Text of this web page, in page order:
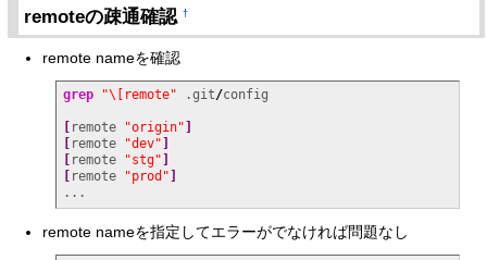
remoteの疎通確認†
remote nameを確認
grep "\[remote" .git/config
remote "origin"
remote "dev"
remote "stg"
remote "prod"
...
remote nameを指定してエラーがでなければ問題なし